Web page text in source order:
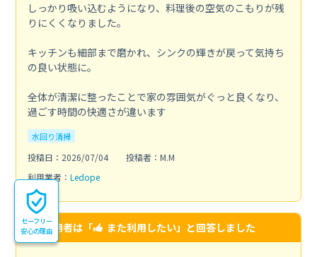
しっかり吸い込むようになり、料理後の空気のこもりが残
りにくくなりました。
キッチンも細部まで磨かれ、シンクの輝きが戻って気持ち
の良い状態に。
全体が清潔に整ったことで家の雰囲気がぐっと良くなり、
過ごす時間の快適さが違います
水回り清掃
投稿日：2026/07/04
投稿者：M.M
利用業者： Ledope
この利用者は「 また利用したい」と回答しました
セーフリー
安心の理由